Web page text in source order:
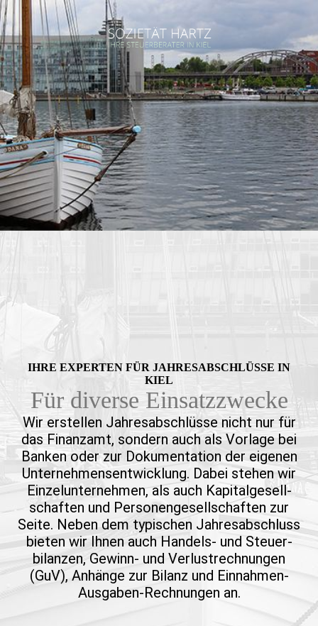
IHRE EXPERTEN FÜR JAHRES­ABSCHLÜSSE IN
KIEL
Für diverse Einsatzzwecke
Wir erstellen Jahres­abschlüsse nicht nur für
das Finanz­amt, sondern auch als Vorlage bei
Banken oder zur Dokumen­tation der eigenen
Unter­nehmens­entwick­lung. Dabei stehen wir
Einzel­unter­nehmen, als auch Kapital­gesell­
schaften und Personen­gesell­schaften zur
Seite. Neben dem typischen Jahres­abschluss
bieten wir Ihnen auch Handels- und Steuer­
bilanzen, Gewinn- und Verlust­rech­nungen
(GuV), Anhänge zur Bilanz und Einnahmen-
Ausgaben-Rechnungen an.